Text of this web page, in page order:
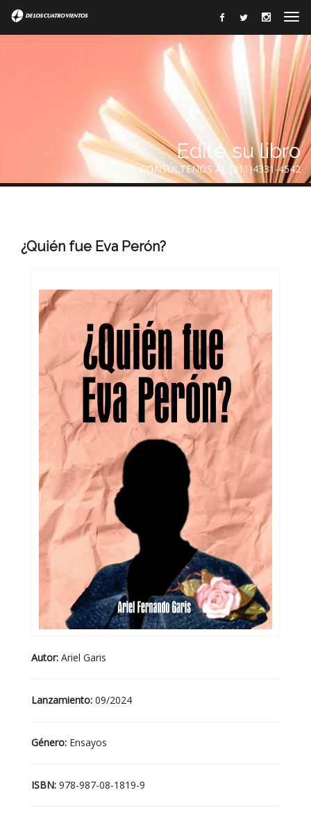
Edite su libro
CONSÚLTENOS AL (011)4331-4542
¿Quién fue Eva Perón?
Autor: Ariel Garis
Lanzamiento: 09/2024
Género: Ensayos
ISBN: 978-987-08-1819-9